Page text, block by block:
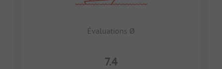
Évaluations Ø
7.4